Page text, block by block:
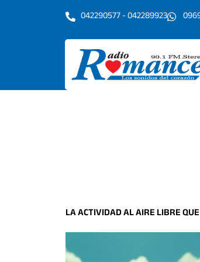
042290577 - 042289923
LA ACTIVIDAD AL AIRE LIBRE